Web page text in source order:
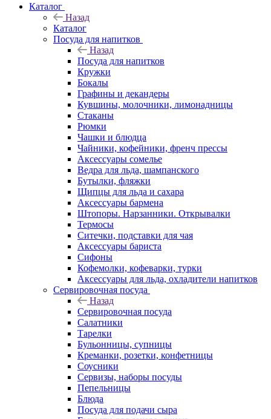
Каталог
Назад
Каталог
Посуда для напитков
Назад
Посуда для напитков
Кружки
Бокалы
Графины и декандеры
Кувшины, молочники, лимонадницы
Стаканы
Рюмки
Чашки и блюдца
Чайники, кофейники, френч прессы
Аксессуары сомелье
Ведра для льда, шампанского
Бутылки, фляжки
Щипцы для льда и сахара
Аксессуары бармена
Штопоры. Нарзанники. Открывалки
Термосы
Ситечки, подставки для чая
Аксессуары бариста
Сифоны
Кофемолки, кофеварки, турки
Аксессуары для льда, охладители напитков
Сервировочная посуда
Назад
Сервировочная посуда
Салатники
Тарелки
Бульонницы, супницы
Креманки, розетки, конфетницы
Соусники
Сервизы, наборы посуды
Пепельницы
Блюда
Посуда для подачи сыра